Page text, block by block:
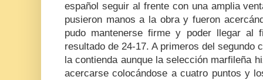
español seguir al frente con una amplia
pusieron manos a la obra y fueron
pudo mantenerse firme y poder llegar al
resultado de 24-17. A primeros del segundo
la contienda aunque la selección marfileña
acercarse colocándose a cuatro puntos y